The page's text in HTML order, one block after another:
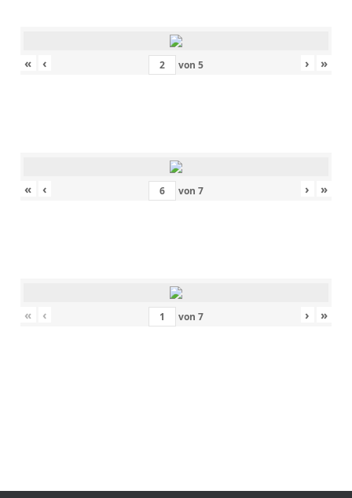
« ‹ von 5 › »
« ‹ von 7 › »
« ‹ von 7 › »